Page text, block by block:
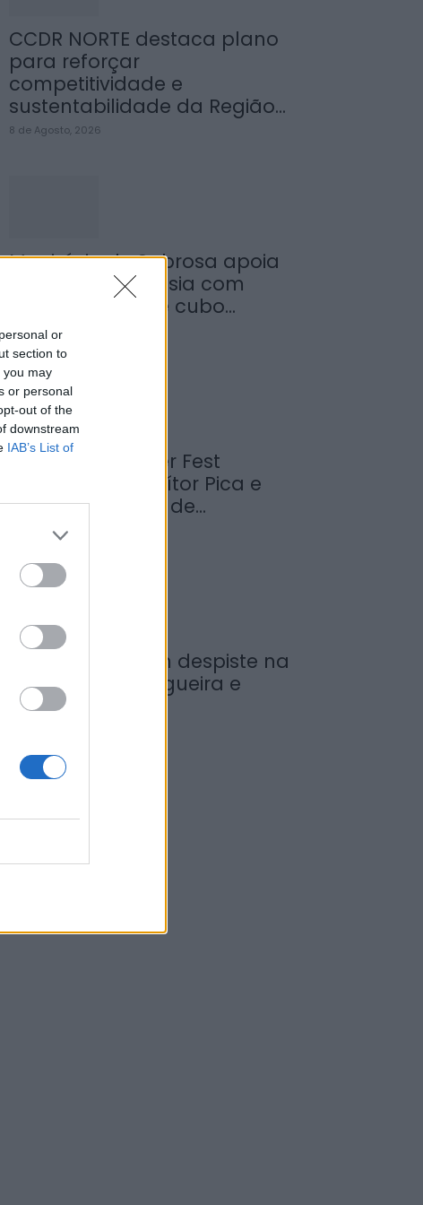
or
section to
you may
or personal
out of the
downstream
IAB’s List of
CCDR NORTE destaca plano
para reforçar
competitividade e
sustentabilidade da Região...
8 de Agosto, 2026
Município de Sabrosa apoia
juntas de freguesia com
fornecimento de cubo...
8 de Agosto, 2026
Sabrosa Summer Fest
arrancou com Vítor Pica e
reuniu centenas de...
7 de Agosto, 2026
Jovem ferida em despiste na
freguesia de Nogueira e
Ermida